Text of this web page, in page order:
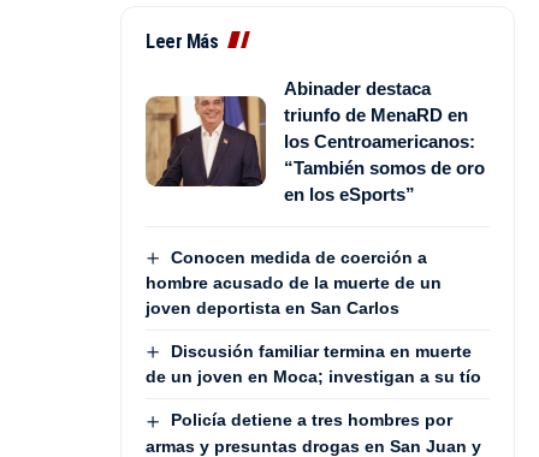
Leer Más
Abinader destaca
triunfo de MenaRD en
los Centroamericanos:
“También somos de oro
en los eSports”
Conocen medida de coerción a
hombre acusado de la muerte de un
joven deportista en San Carlos
Discusión familiar termina en muerte
de un joven en Moca; investigan a su tío
Policía detiene a tres hombres por
armas y presuntas drogas en San Juan y